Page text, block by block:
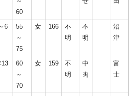
60
6
55
～
75
女 166
不
明
不
明
沼
津
13
60
～
70
女 159
不
明
中
肉
富
士